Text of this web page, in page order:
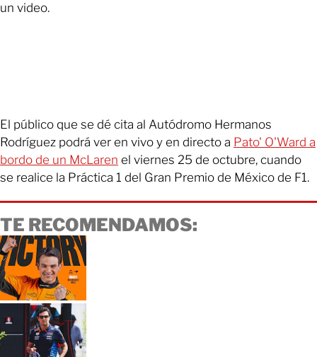
un video.
El público que se dé cita al Autódromo Hermanos
Rodríguez podrá ver en vivo y en directo a Pato' O'Ward a
bordo de un McLaren el viernes 25 de octubre, cuando
se realice la Práctica 1 del Gran Premio de México de F1.
TE RECOMENDAMOS: